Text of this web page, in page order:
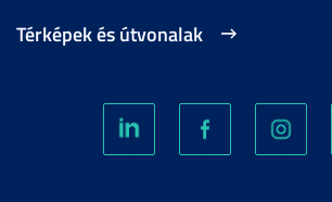
Térképek és útvonalak